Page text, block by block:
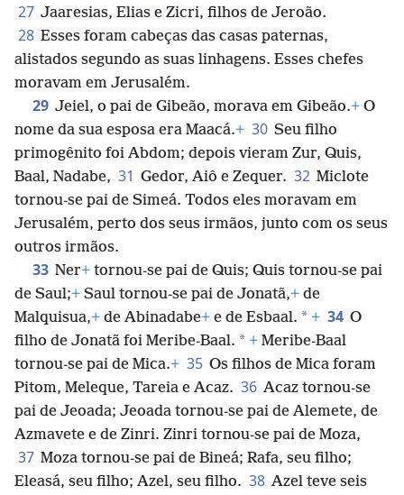
27 Jaaresias, Elias e Zicri, filhos de Jeroão.
28 Esses foram cabeças das casas paternas,
alistados segundo as suas linhagens. Esses chefes
moravam em Jerusalém.
29 Jeiel, o pai de Gibeão, morava em Gibeão.+ O
nome da sua esposa era Maacá.+ 30 Seu filho
primogênito foi Abdom; depois vieram Zur, Quis,
Baal, Nadabe, 31 Gedor, Aiô e Zequer. 32 Miclote
tornou-se pai de Simeá. Todos eles moravam em
Jerusalém, perto dos seus irmãos, junto com os seus
outros irmãos.
33 Ner+ tornou-se pai de Quis; Quis tornou-se pai
de Saul;+ Saul tornou-se pai de Jonatã,+ de
Malquisua,+ de Abinadabe+ e de Esbaal. * + 34 O
filho de Jonatã foi Meribe-Baal. * + Meribe-Baal
tornou-se pai de Mica.+ 35 Os filhos de Mica foram
Pitom, Meleque, Tareia e Acaz. 36 Acaz tornou-se
pai de Jeoada; Jeoada tornou-se pai de Alemete, de
Azmavete e de Zinri. Zinri tornou-se pai de Moza,
37 Moza tornou-se pai de Bineá; Rafa, seu filho;
Eleasá, seu filho; Azel, seu filho. 38 Azel teve seis